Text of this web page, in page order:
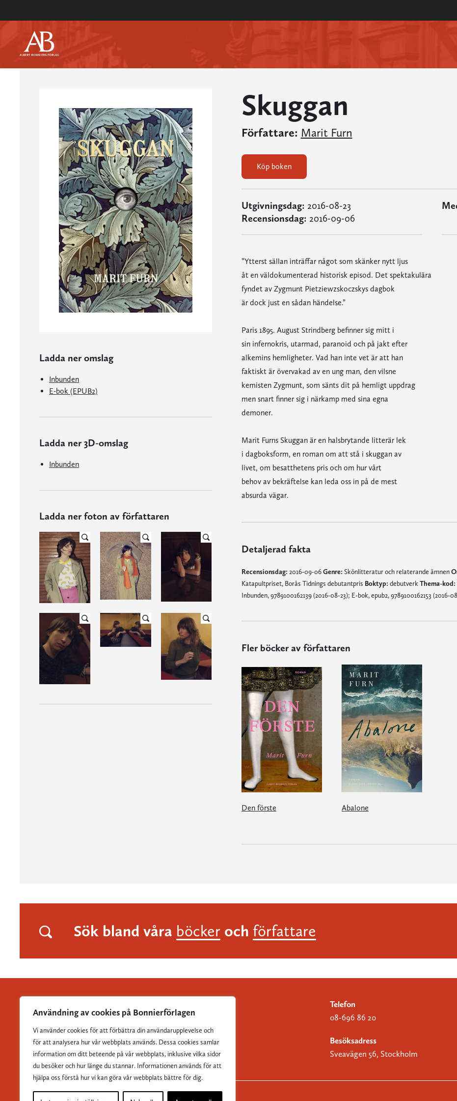
Användning av cookies på Bonnierförlagen
Vi använder cookies för att förbättra din användarupplevelse och
för att analysera hur vår webbplats används. Dessa cookies samlar
information om ditt beteende på vår webbplats, inklusive vilka sidor
du besöker och hur länge du stannar. Informationen används för att
hjälpa oss förstå hur vi kan göra vår webbplats bättre för dig.
Ladda ner omslag
Inbunden
E-bok (EPUB2)
Ladda ner 3D-omslag
Inbunden
Ladda ner foton av författaren
Skuggan
Författare: Marit Furn
Köp boken
Utgivningsdag: 2016-08-23
Recensionsdag: 2016-09-06
”Ytterst sällan inträffar något som skänker nytt ljus
åt en väldokumenterad historisk episod. Det spektakulära
fyndet av Zygmunt Pietziewzskoczskys dagbok
är dock just en sådan händelse.”
Paris 1895. August Strindberg befinner sig mitt i
sin infernokris, utarmad, paranoid och på jakt efter
alkemins hemligheter. Vad han inte vet är att han
faktiskt är övervakad av en ung man, den vilsne
kemisten Zygmunt, som sänts dit på hemligt uppdrag
men snart finner sig i närkamp med sina egna
demoner.
Marit Furns Skuggan är en halsbrytande litterär lek
i dagboksform, en roman om att stå i skuggan av
livet, om besatthetens pris och om hur vårt
behov av bekräftelse kan leda oss in på de mest
absurda vägar.
Detaljerad fakta
Recensionsdag: 2016-09-06Genre: Skönlitteratur och relaterande ämnen
Katapultpriset, Borås Tidnings debutantpris Boktyp: debutverk Thema-kod:
Inbunden, 9789100162139 (2016-08-23); E-bok, epub2, 9789100162153 (2016-
Fler böcker av författaren
Den förste Abalone
Sök bland våra böcker och författare
Albert Bonniers Förlag grundades 1837 och är Sveriges
största skönlitterära förlag.
Telefon
08-696 86 20
Besöksadress
Sveavägen 56, Stockholm